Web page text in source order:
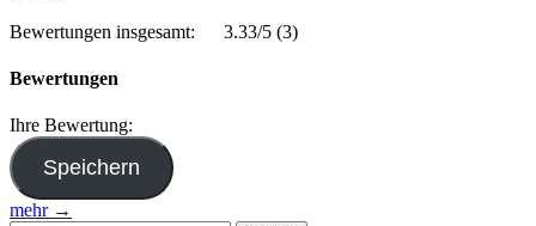
Bewertungen insgesamt: 3.33/5 (3)
Bewertungen
Ihre Bewertung:
mehr →